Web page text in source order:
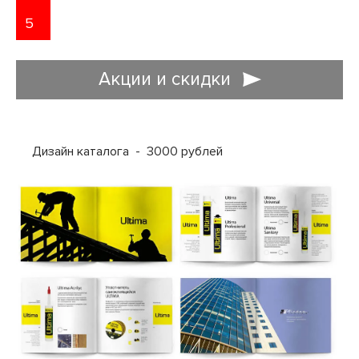
5
Акции и скидки
ДОСТАВЛЯЕМ ЗАКАЗЫ ПО МОСКВЕ И
Доставляем полиграфическую продукцию в любых объемах
Наличный расчет (для частных лиц)
Это самый распространенный способ оплаты, который
ЗАЯВКА НА ДИЗАЙН
Дизайн каталога - 3000 рублей